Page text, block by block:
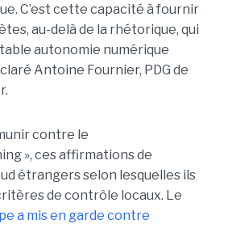
C’est cette capacité à fournir
au-delà de la rhétorique, qui
autonomie numérique
Antoine Fournier, PDG de
contre le
», ces affirmations de
étrangers selon lesquelles ils
de contrôle locaux. Le
a mis en garde contre